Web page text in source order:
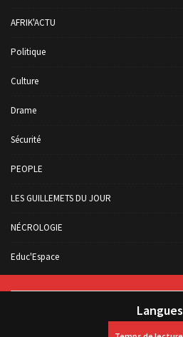
AFRIK'ACTU
Politique
Culture
Drame
Sécurité
PEOPLE
LES GUILLEMETS DU JOUR
NÉCROLOGIE
Educ'Espace
Langues